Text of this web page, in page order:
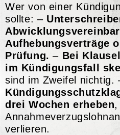
Wer von einer
sollte: –
Aufhebungsverträge
Prüfung. – Bei
im Kündigungsfall
sind im Zweifel nichtig.
drei Wochen erheben,
verlieren.